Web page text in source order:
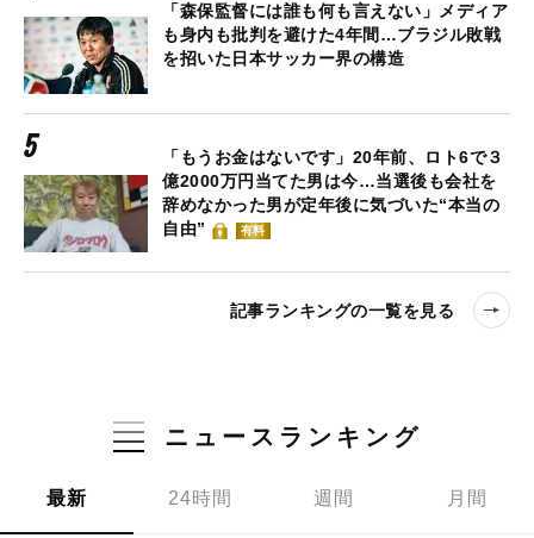
「森保監督には誰も何も言えない」メディア
も身内も批判を避けた4年間…ブラジル敗戦
を招いた日本サッカー界の構造
「もうお金はないです」20年前、ロト6で３
億2000万円当てた男は今…当選後も会社を
辞めなかった男が定年後に気づいた“本当の
自由”
有料
記事ランキングの一覧を見る
ニュースランキング
最新 24時間 週間 月間